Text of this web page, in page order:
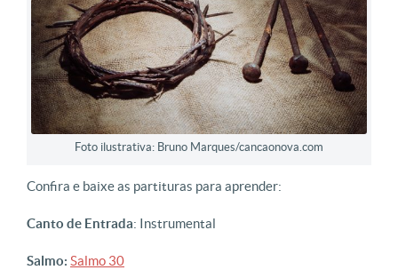
Foto ilustrativa: Bruno Marques/cancaonova.com
Confira e baixe as partituras para aprender:
Canto de Entrada: Instrumental
Salmo: Salmo 30